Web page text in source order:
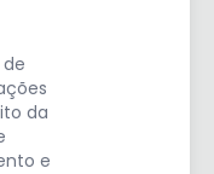
da
e